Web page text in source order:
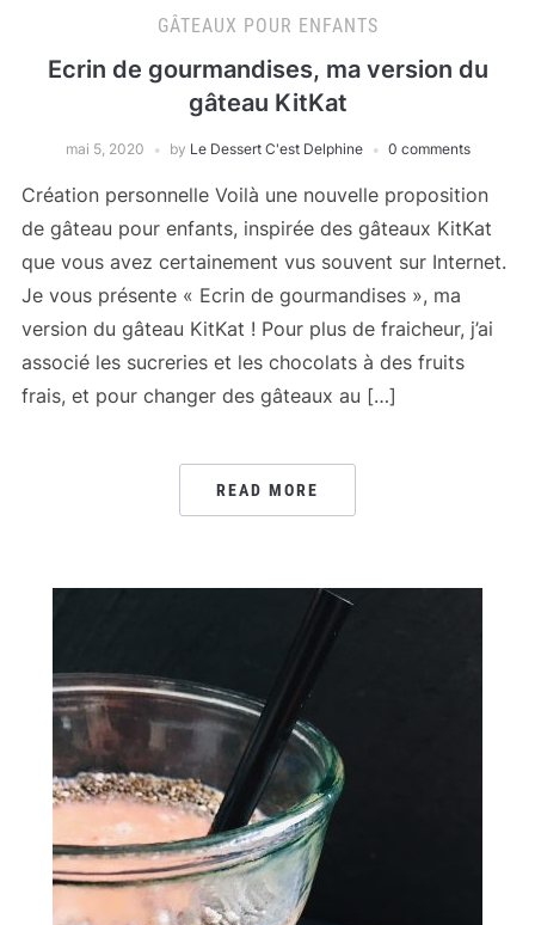
GÂTEAUX POUR ENFANTS
Ecrin de gourmandises, ma version du
gâteau KitKat
mai 5, 2020 by Le Dessert C'est Delphine 0 comments
Création personnelle Voilà une nouvelle proposition
de gâteau pour enfants, inspirée des gâteaux KitKat
que vous avez certainement vus souvent sur Internet.
Je vous présente « Ecrin de gourmandises », ma
version du gâteau KitKat ! Pour plus de fraicheur, j’ai
associé les sucreries et les chocolats à des fruits
frais, et pour changer des gâteaux au […]
READ MORE